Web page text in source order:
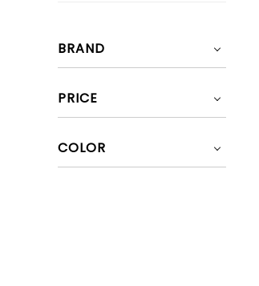
BRAND
PRICE
COLOR